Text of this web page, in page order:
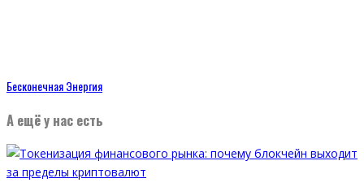
Бесконечная Энергия
А ещё у нас есть